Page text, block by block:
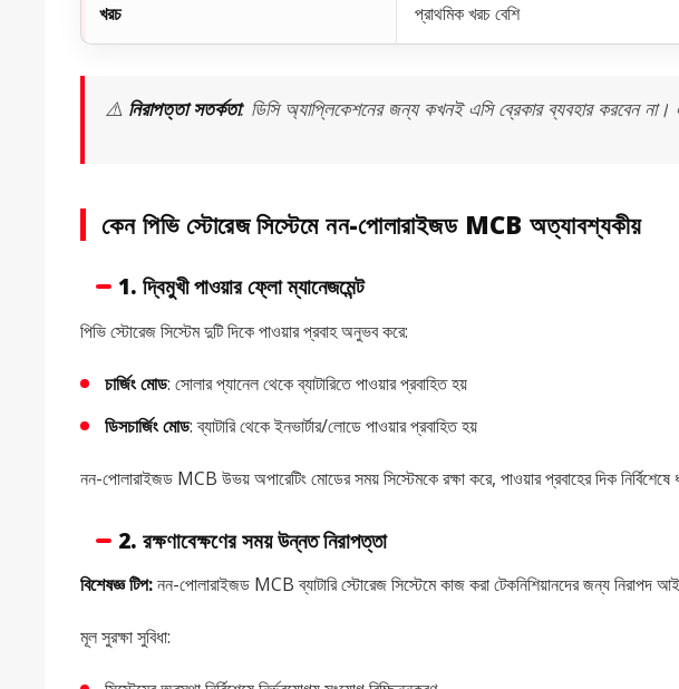
খরচ প্রাথমিক খরচ বেশি
⚠️ নিরাপত্তা সতর্কতা: ডিসি অ্যাপ্লিকেশনের জন্য কখনই এসি ব্রেকার ব্যবহার করবেন না।
কেন পিভি স্টোরেজ সিস্টেমে নন-পোলারাইজড MCB অত্যাবশ্যকীয়
1. দ্বিমুখী পাওয়ার ফ্লো ম্যানেজমেন্ট
পিভি স্টোরেজ সিস্টেম দুটি দিকে পাওয়ার প্রবাহ অনুভব করে:
চার্জিং মোড: সোলার প্যানেল থেকে ব্যাটারিতে পাওয়ার প্রবাহিত হয়
ডিসচার্জিং মোড: ব্যাটারি থেকে ইনভার্টার/লোডে পাওয়ার প্রবাহিত হয়
নন-পোলারাইজড MCB উভয় অপারেটিং মোডের সময় সিস্টেমকে রক্ষা করে, পাওয়ার প্রবাহের দিক নির্বিশেষে
2. রক্ষণাবেক্ষণের সময় উন্নত নিরাপত্তা
বিশেষজ্ঞ টিপ:নন-পোলারাইজড MCB ব্যাটারি স্টোরেজ সিস্টেমে কাজ করা টেকনিশিয়ানদের জন্য নিরাপদ
মূল সুরক্ষা সুবিধা: